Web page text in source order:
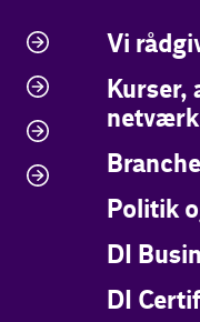
Vi
Kurser,
netværk
Politik
DI
DI